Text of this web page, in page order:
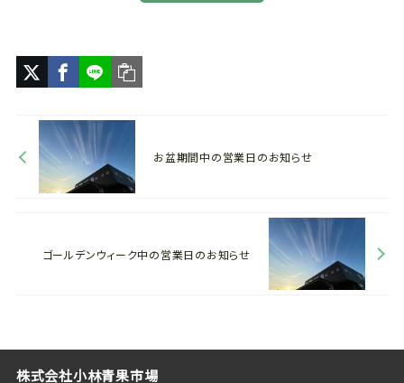
お盆期間中の営業日のお知らせ
ゴールデンウィーク中の営業日のお知らせ
株式会社小林青果市場